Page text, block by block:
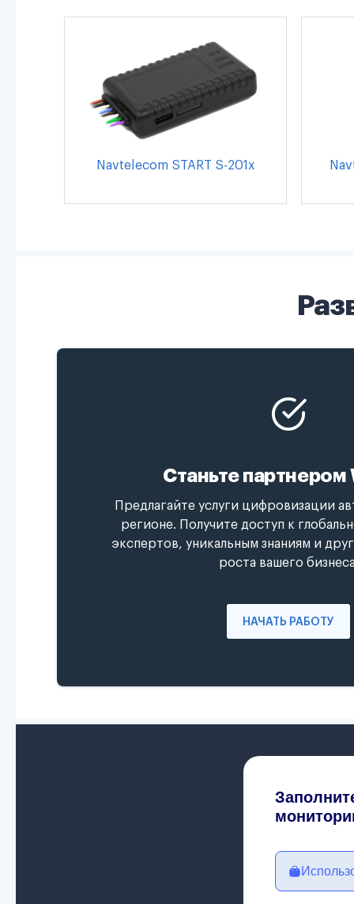
Navtelecom START S-201x
Станьте партнером
Предлагайте услуги цифровизации
регионе. Получите доступ к
экспертов, уникальным знаниям и
роста вашего
НАЧАТЬ РАБОТУ